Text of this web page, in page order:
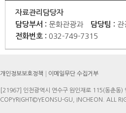
자료관리담당자
담당부서 : 문화관광과 담당팀 : 관
전화번호 : 032-749-7315
개인정보보호정책 이메일무단 수집거부
[21967] 인천광역시 연수구 원인재로 115(동춘동)
COPYRIGHT©YEONSU-GU, INCHEON. ALL